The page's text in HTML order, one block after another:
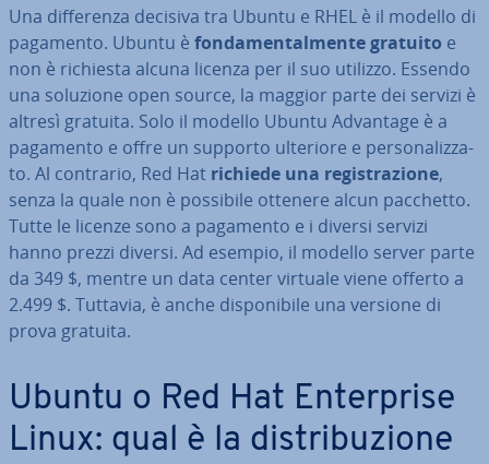
Una dif­fe­ren­za decisiva tra Ubuntu e RHEL è il modello di
pagamento. Ubuntu è fon­da­men­tal­men­te gratuito e
non è richiesta alcuna licenza per il suo utilizzo. Essendo
una soluzione open source, la maggior parte dei servizi è
altresì gratuita. Solo il modello Ubuntu Advantage è a
pagamento e offre un supporto ulteriore e per­so­na­liz­za­
to. Al contrario, Red Hat richiede una re­gi­stra­zio­ne,
senza la quale non è possibile ottenere alcun pacchetto.
Tutte le licenze sono a pagamento e i diversi servizi
hanno prezzi diversi. Ad esempio, il modello server parte
da 349 $, mentre un data center virtuale viene offerto a
2.499 $. Tuttavia, è anche di­spo­ni­bi­le una versione di
prova gratuita.
Ubuntu o Red Hat En­ter­pri­se
Linux: qual è la di­stri­bu­zio­ne